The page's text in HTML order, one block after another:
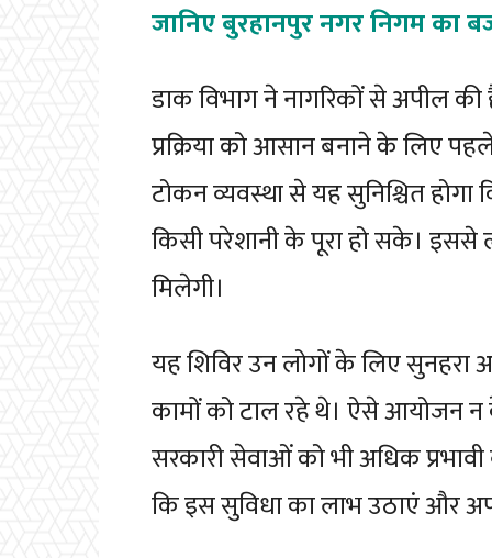
जानिए बुरहानपुर नगर निगम का
डाक विभाग ने नागरिकों से अपील
प्रक्रिया को आसान बनाने के लिए
टोकन व्यवस्था से यह सुनिश्चित
किसी परेशानी के पूरा हो सके।
मिलेगी।
यह शिविर उन लोगों के लिए
कामों को टाल रहे थे। ऐसे आयोजन
सरकारी सेवाओं को भी अधिक
कि इस सुविधा का लाभ उठाएं और